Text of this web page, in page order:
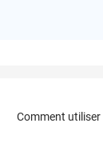
Comment utiliser